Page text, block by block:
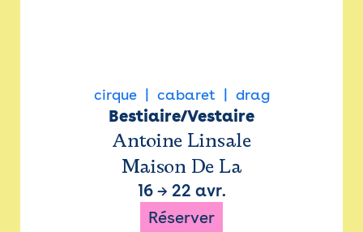
cirque cabaret drag
Bestiaire/Vestaire
Antoine Linsale
Maison De La
16→ 22 avr.
Réserver